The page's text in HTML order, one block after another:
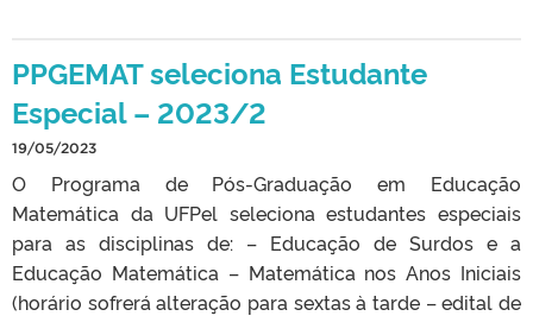
PPGEMAT seleciona Estudante
Especial – 2023/2
19/05/2023
O Programa de Pós-Graduação em Educação
Matemática da UFPel seleciona estudantes especiais
para as disciplinas de: – Educação de Surdos e a
Educação Matemática – Matemática nos Anos Iniciais
(horário sofrerá alteração para sextas à tarde – edital de